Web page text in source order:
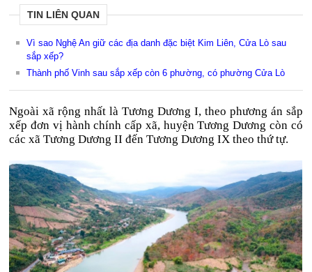
TIN LIÊN QUAN
Vì sao Nghệ An giữ các địa danh đặc biệt Kim Liên, Cửa Lò sau
sắp xếp?
Thành phố Vinh sau sắp xếp còn 6 phường, có phường Cửa Lò
Ngoài xã rộng nhất là Tương Dương I, theo phương án sắp
xếp đơn vị hành chính cấp xã, huyện Tương Dương còn có
các xã Tương Dương II đến Tương Dương IX theo thứ tự.